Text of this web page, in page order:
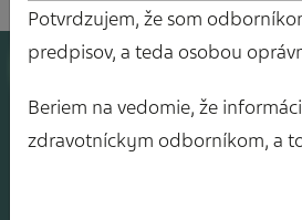
AJOVY
Potvrdzujem, že som
predpisov, a teda osobou
Beriem na vedomie, že
zdravotníckym odborníkom, a